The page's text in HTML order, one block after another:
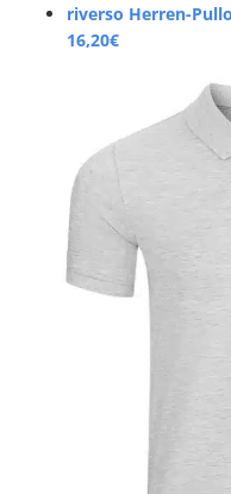
riverso Herren-
16,20€